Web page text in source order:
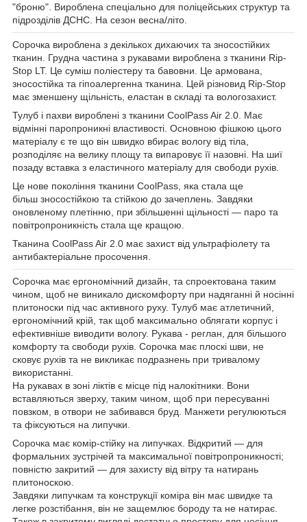
"броню". Вироблена спеціально для поліцейських структур та
підрозділів ДСНС. На сезон весна/літо.
Сорочка вироблена з декількох дихаючих та зносостійких
тканин. Грудна частина з рукавами вироблена з тканини Rip-
Stop LT. Це суміш поліестеру та бавовни. Це армована,
зносостійка та гіпоалергенна тканина. Цей різновид Rip-Stop
має зменшену щільність, еластан в складі та вологозахист.
Тулуб і пахви вироблені з тканини CoolPass Air 2.0 . Має
відмінні паропроникні властивості. Основною фішкою цього
матеріалу є те що він швидко вбирає вологу від тіла,
розподіляє на велику площу та випаровує її назовні. На шиї
позаду вставка з еластичного матеріалу для свободи рухів.
Це нове покоління тканини CoolPass, яка стала ще
більш зносостійкою та стійкою до зачеплень. Завдяки
оновленому плетінню, при збільшенні щільності — паро та
повітропроникність стала ще кращою.
Тканина CoolPass Air 2.0 має захист від ультрафіолету та
антибактеріальне просочення.
Сорочка має ергономічний дизайн, та спроектована таким
чином, щоб не виникало дискомфорту при надяганні й носінні
плитоноски під час активного руху. Тулуб має атлетичний,
ергономічний крій, так щоб максимально облягати корпус і
ефективніше виводити вологу. Рукава - реглан, для більшого
комфорту та свободи рухів. Сорочка має плоскі шви, не
сковує рухів та не викликає подразнень при тривалому
використанні.
На рукавах в зоні ліктів є місце під налокітники. Вони
вставляються зверху, таким чином, щоб при пересуванні
повзком, в отвори не забивався бруд. Манжети регулюються
та фіксуються на липучки.
Сорочка має комір-стійку на липучках. Відкритий — для
формальних зустрічей та максимальної повітропроникності;
повністю закритий — для захисту від вітру та натирань
плитоноскою.
Завдяки липучкам та конструкції коміра він має швидке та
легке розстібання, він не защемлює бороду та не натирає.